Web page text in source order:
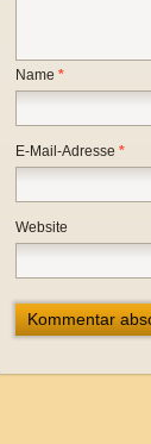
Name *
E-Mail-Adresse *
Website